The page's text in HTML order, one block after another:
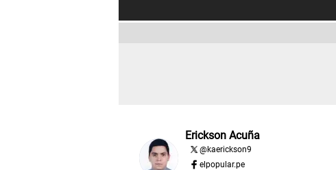
Erickson Acuña
@kaerickson9
elpopular.pe